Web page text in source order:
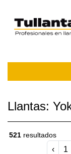
Llantas:
521 resultados
‹ 1